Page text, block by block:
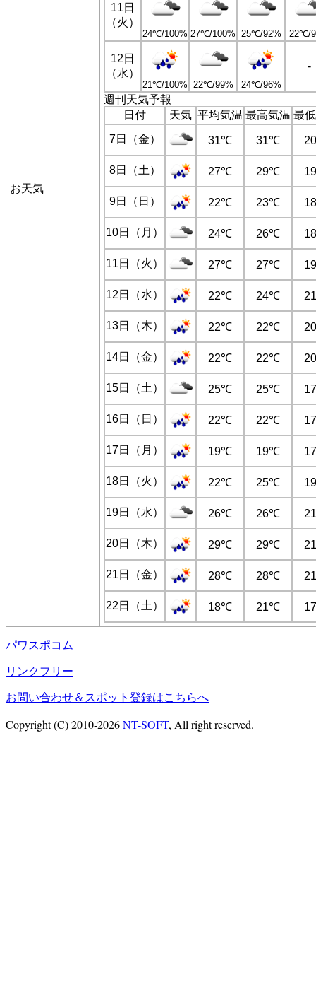
お天気
11日
（火）
24℃/100% 27℃/100% 25℃/92% 22℃/
12日
（水）
21℃/100% 22℃/99% 24℃/96%
-
週刊天気予報
日付
天気 平均気温 最高気温 最
7日（金）
31℃ 31℃
8日（土） 27℃ 29℃
9日（日） 22℃ 23℃
10日（月） 24℃ 26℃
11日（火） 27℃ 27℃
12日（水） 22℃ 24℃
13日（木） 22℃ 22℃
14日（金） 22℃ 22℃
15日（土） 25℃ 25℃
16日（日） 22℃ 22℃
17日（月） 19℃ 19℃
18日（火） 22℃ 25℃
19日（水） 26℃ 26℃
20日（木） 29℃ 29℃
21日（金） 28℃ 28℃
22日（土） 18℃ 21℃
パワスポコム
リンクフリー
お問い合わせ＆スポット登録はこちらへ
Copyright (C) 2010-2026NT-SOFT, All right reserved.